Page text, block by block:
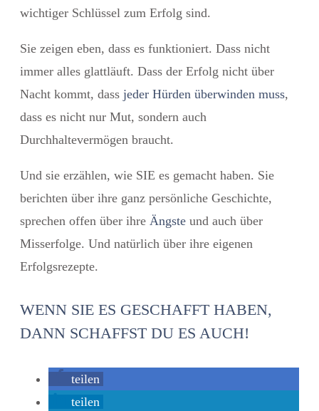
wichtiger Schlüssel zum Erfolg sind.
Sie zeigen eben, dass es funktioniert. Dass nicht
immer alles glattläuft. Dass der Erfolg nicht über
Nacht kommt, dass jeder Hürden überwinden muss,
dass es nicht nur Mut, sondern auch
Durchhaltevermögen braucht.
Und sie erzählen, wie SIE es gemacht haben. Sie
berichten über ihre ganz persönliche Geschichte,
sprechen offen über ihre Ängste und auch über
Misserfolge. Und natürlich über ihre eigenen
Erfolgsrezepte.
WENN SIE ES GESCHAFFT HABEN,
DANN SCHAFFST DU ES AUCH!
teilen
teilen